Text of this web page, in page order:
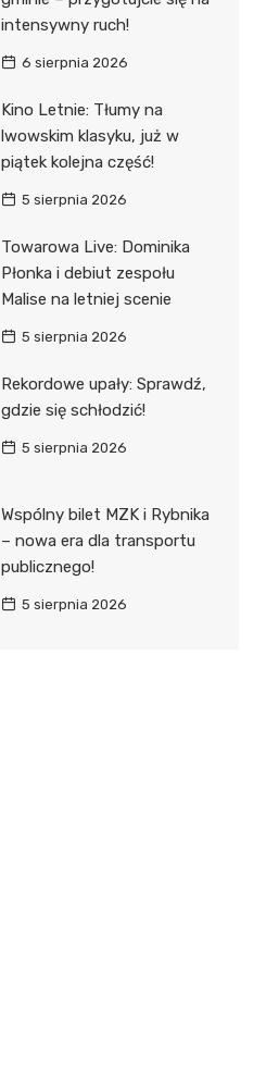
intensywny ruch!
6 sierpnia 2026
Kino Letnie: Tłumy na
lwowskim klasyku, już w
piątek kolejna część!
5 sierpnia 2026
Towarowa Live: Dominika
Płonka i debiut zespołu
Malise na letniej scenie
5 sierpnia 2026
Rekordowe upały: Sprawdź,
gdzie się schłodzić!
5 sierpnia 2026
Wspólny bilet MZK i Rybnika
– nowa era dla transportu
publicznego!
5 sierpnia 2026